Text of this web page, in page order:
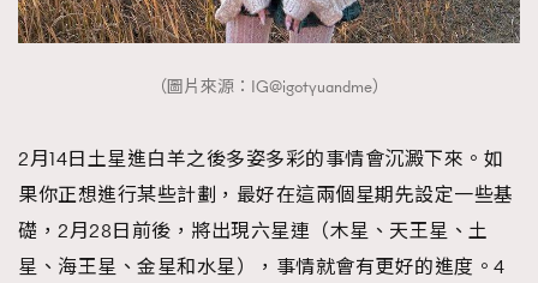
（圖片來源：IG@igotyuandme）
2月14日土星進白羊之後多姿多彩的事情會沉澱下來。如
果你正想進行某些計劃，最好在這兩個星期先設定一些基
礎，2月28日前後，將出現六星連（木星、天王星、土
星、海王星、金星和水星），事情就會有更好的進度。4